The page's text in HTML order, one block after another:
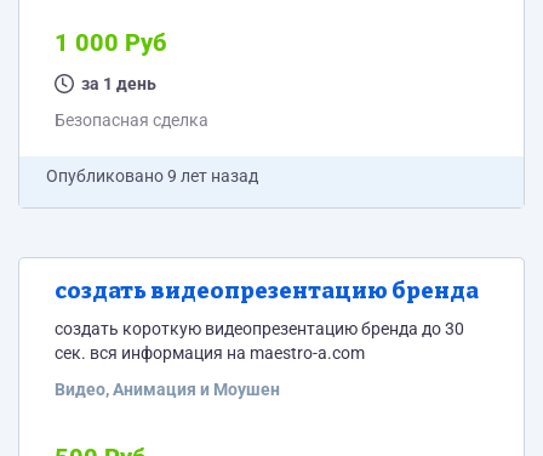
1 000 Руб
за 1 день
Безопасная сделка
Опубликовано9 лет назад
создать видеопрезентацию бренда
создать короткую видеопрезентацию бренда до 30
сек. вся информация на maestro-a.com
Видео, Анимация и Моушен